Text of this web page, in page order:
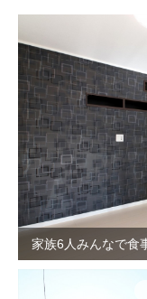
家族6人みんなで食